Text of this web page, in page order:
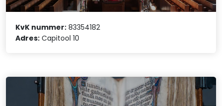
KvK nummer: 83354182
Adres: Capitool 10